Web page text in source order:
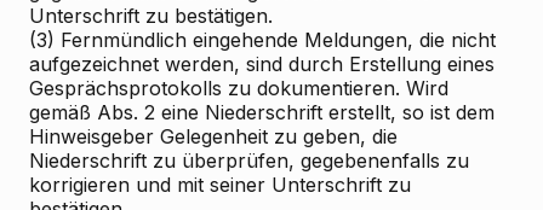
Unterschrift zu bestätigen.
(3) Fernmündlich eingehende Meldungen, die nicht
aufgezeichnet werden, sind durch Erstellung eines
Gesprächsprotokolls zu dokumentieren. Wird
gemäß Abs. 2 eine Niederschrift erstellt, so ist dem
Hinweisgeber Gelegenheit zu geben, die
Niederschrift zu überprüfen, gegebenenfalls zu
korrigieren und mit seiner Unterschrift zu